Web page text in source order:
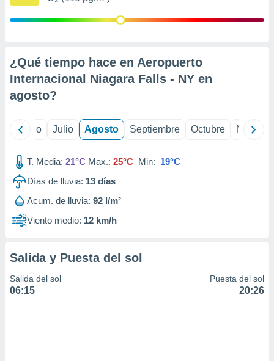
publicidad
1199
¿Qué tiempo hace en Aeropuerto
Internacional Niagara Falls - NY en
agosto?
Junio Julio Agosto Septiembre Octubre
T. Media: 21°C Max.: 25°C Min: 19°C
Días de lluvia: 13 días
Acum. de lluvia: 92 l/m²
Viento medio: 12 km/h
Salida y Puesta del sol
Salida del sol
06:15
Puesta del sol
20:26